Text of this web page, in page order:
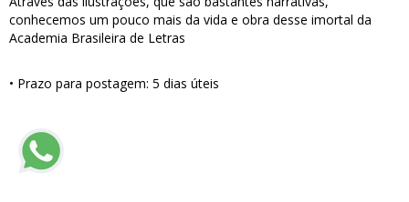
conhecemos um pouco mais da vida e obra desse imortal da
Academia Brasileira de Letras
• Prazo para postagem: 5 dias úteis